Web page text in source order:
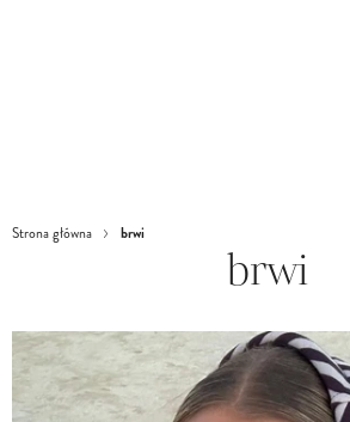
Strona główna brwi
brwi